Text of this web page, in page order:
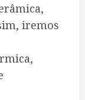
iremos